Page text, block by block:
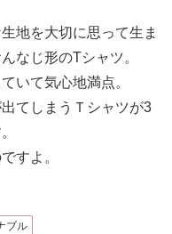
地を大切に思って生ま
なじ形のTシャツ。
いて気心地満点。
てしまうＴシャツが3
すよ。
ブル